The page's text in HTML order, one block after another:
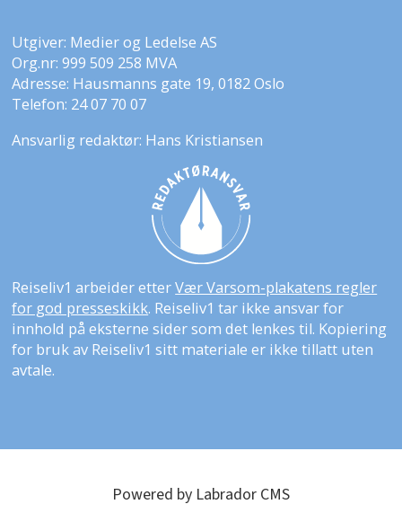
Utgiver: Medier og Ledelse AS
Org.nr: 999 509 258 MVA
Adresse: Hausmanns gate 19, 0182 Oslo
Telefon: 24 07 70 07
Ansvarlig redaktør: Hans Kristiansen
Reiseliv1 arbeider etterVær Varsom-plakatens regler
for god presseskikk. Reiseliv1 tar ikke ansvar for
innhold på eksterne sider som det lenkes til. Kopiering
for bruk av Reiseliv1 sitt materiale er ikke tillatt uten
avtale.
Powered by Labrador CMS